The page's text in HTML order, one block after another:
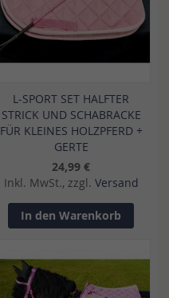
L-SPORT SET HALFTER
STRICK UND SCHABRACKE
FÜR KLEINES HOLZPFERD +
GERTE
24,99 €
Inkl. MwSt., zzgl. Versand
In den Warenkorb